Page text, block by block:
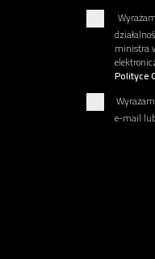
ministra
Polityce
e-mail